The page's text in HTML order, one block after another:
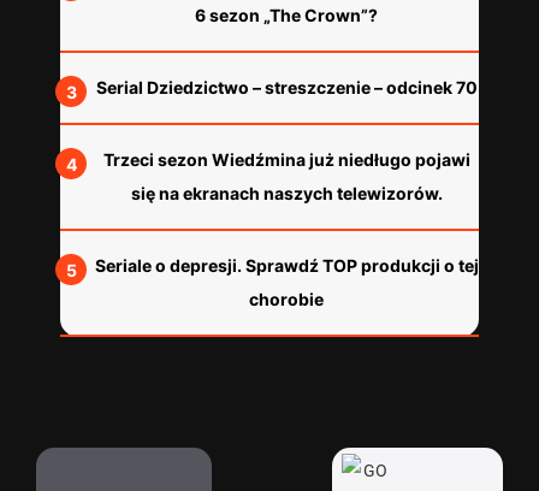
6 sezon „The Crown”?
Serial Dziedzictwo – streszczenie – odcinek 70
Trzeci sezon Wiedźmina już niedługo pojawi
się na ekranach naszych telewizorów.
Seriale o depresji. Sprawdź TOP produkcji o tej
chorobie